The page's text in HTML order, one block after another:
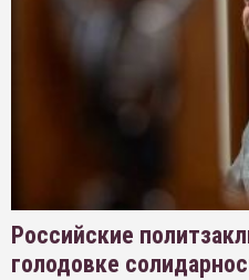
Российские
голодовке